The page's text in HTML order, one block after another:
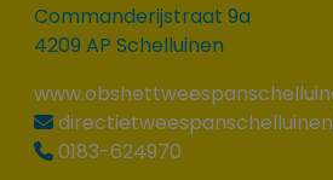
Commanderijstraat 9a
4209 AP Schelluinen
0183-624970